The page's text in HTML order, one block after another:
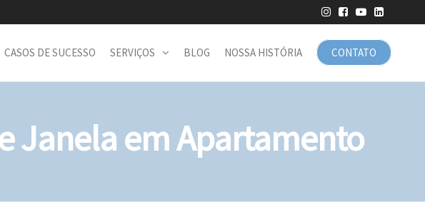
CONTATO
CASOS DE SUCESSO SERVIÇOS BLOG NOSSA HISTÓRIA
Janela em Apartamento